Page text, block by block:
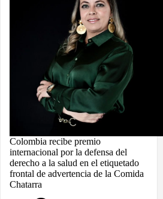
Colombia recibe premio
internacional por la defensa del
derecho a la salud en el etiquetado
frontal de advertencia de la Comida
Chatarra